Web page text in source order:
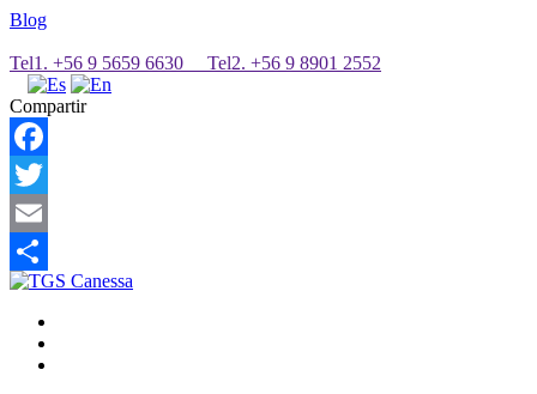
Blog
Tel1. +56 9 5659 6630 Tel2. +56 9 8901 2552
Compartir
Facebook
Twitter
Email
Share